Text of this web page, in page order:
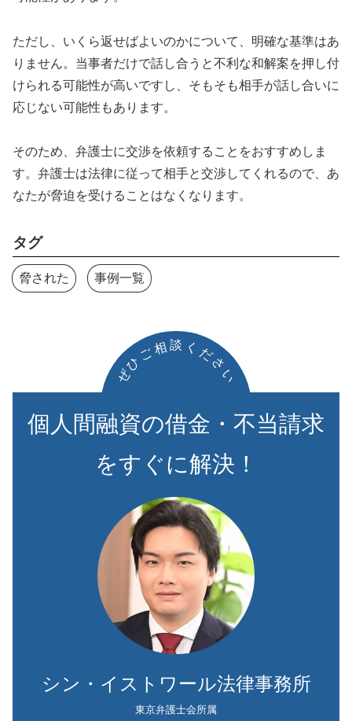
ただし、いくら返せばよいのかについて、明確な基準はあ
りません。当事者だけで話し合うと不利な和解案を押し付
けられる可能性が高いですし、そもそも相手が話し合いに
応じない可能性もあります。
そのため、弁護士に交渉を依頼することをおすすめしま
す。弁護士は法律に従って相手と交渉してくれるので、あ
なたが脅迫を受けることはなくなります。
タグ
脅された 事例一覧
ぜ
ひ
ご相 談 く だ
さ
い
個人間融資の借金・不当請求
をすぐに解決！
シン・イストワール法律事務所
東京弁護士会所属